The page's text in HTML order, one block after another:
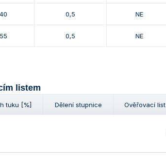
0,5 NE
0,5 NE
listem
tuku [%] Dělení stupnice Ověřovací list